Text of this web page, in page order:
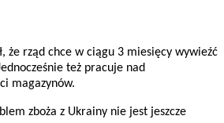
że rząd chce w ciągu 3 miesięcy wywieźć
też pracuje nad
magazynów.
zboża z Ukrainy nie jest jeszcze